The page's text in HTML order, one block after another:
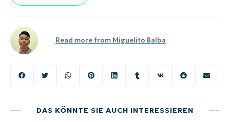
Read more from Miguelito Balba
DAS KÖNNTE SIE AUCH INTERESSIEREN